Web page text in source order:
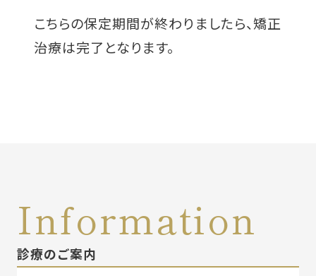
こちらの保定期間が終わりましたら、矯正
治療は完了となります。
診療のご案内